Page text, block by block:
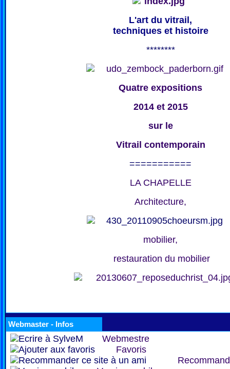
L'art du vitrail,
techniques et histoire
********
Quatre expositions
2014 et 2015
sur le
Vitrail contemporain
===========
LA CHAPELLE
Architecture,
mobilier,
restauration du mobilier
Webmaster - Infos
Webmestre
Favoris